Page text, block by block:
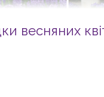
весняних